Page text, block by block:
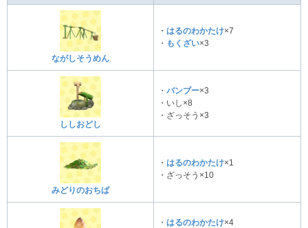
ながしそうめん
・ はるのわかたけ×7
・ もくざい×3
ししおどし
・ バンブー×3
・いし×8
・ざっそう×3
みどりのおちば
・ はるのわかたけ×1
・ざっそう×10
・ はるのわかたけ×4